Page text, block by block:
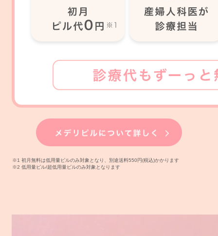
※1 初月無料は低用量ピルのみ対象となり、別途送料550円(税込)かかります
※2 低用量ピル/超低用量ピルのみ対象となります